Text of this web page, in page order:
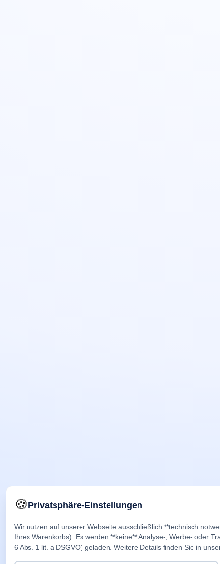
🍪Privatsphäre-Einstellungen
Wir nutzen auf unserer Webseite ausschließlich **technisch
Ihres Warenkorbs). Es werden **keine** Analyse-, Werbe- oder
6 Abs. 1 lit. a DSGVO) geladen. Weitere Details finden Sie in